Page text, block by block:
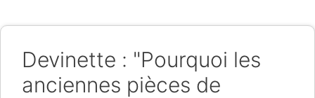
Devinette : "Pourquoi les
anciennes pièces de